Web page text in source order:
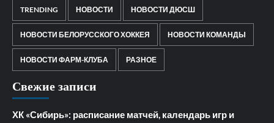
TRENDING НОВОСТИ НОВОСТИ ДЮСШ
НОВОСТИ БЕЛОРУССКОГО ХОККЕЯ НОВОСТИ КОМАНДЫ
НОВОСТИ ФАРМ-КЛУБА РАЗНОЕ
Свежие записи
ХК «Сибирь»: расписание матчей, календарь игр и